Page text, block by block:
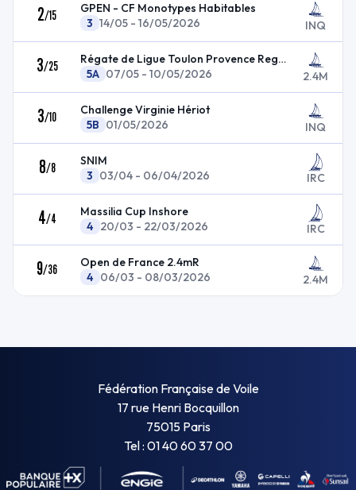
2/15
GPEN - CF Monotypes Habitables
3 14/05 - 16/05/2026 INQ
3/25
Régate de Ligue Toulon Provence Regatta 2026
5A 07/05 - 10/05/2026 2.4M
3/10
Challenge Virginie Hériot
5B 01/05/2026 INQ
8/8
SNIM
3 03/04 - 06/04/2026 IRC
4/4
Massilia Cup Inshore
4 20/03 - 22/03/2026 IRC
9/36
Open de France 2.4mR
4 06/03 - 08/03/2026 2.4M
Fédération Française de Voile
17 rue Henri Bocquillon
75015 Paris
Tel : 01 40 60 37 00